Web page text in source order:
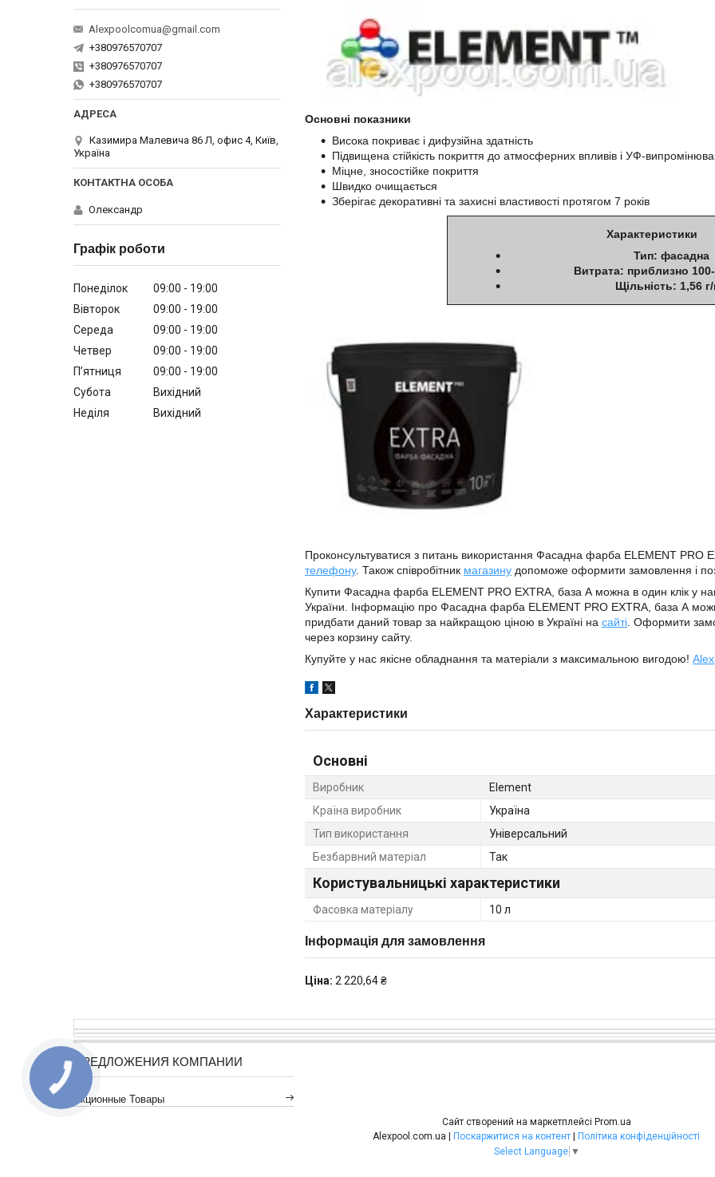
Основні показники
Висока покриває і дифузійна здатність
Підвищена стійкість покриття до атмосферних впливів і УФ-
Міцне, зносостійке покриття
Швидко очищається
Зберігає декоративні та захисні властивості протягом 7 років
Характеристики
Тип: фасадна
Витрата: приблизно
Щільність: 1,56
Проконсультуватися з питань використання Фасадна фарба ELEMENT
телефону. Також співробітник магазину допоможе оформити замовлення і
Купити Фасадна фарба ELEMENT PRO EXTRA, база А можна в один клік у
України. Інформацію про Фасадна фарба ELEMENT PRO EXTRA, база А
придбати даний товар за найкращою ціною в Україні на сайті . Оформити
через корзину сайту.
Купуйте у нас якісне обладнання та матеріали з максимальною вигодою!
Характеристики
Основні
Виробник
Element
Країна виробник
Україна
Тип використання
Універсальний
Безбарвний матеріал
Так
Користувальницькі характеристики
Фасовка матеріалу 10 л
Інформація для замовлення
Ціна: 2 220,64 ₴
Alexpoolcomua@gmail.com
+380976570707
+380976570707
+380976570707
Казимира Малевича 86 Л, офис 4, Київ,
Україна
Олександр
Графік роботи
Понеділок 09:00
19:00
Вівторок
09:00
19:00
Середа
09:00
19:00
Четвер
09:00
19:00
Пʼятниця
09:00
19:00
Субота
Вихідний
Неділя
Вихідний
ПРЕДЛОЖЕНИЯ КОМПАНИИ
Акционные Товары
Сайт створений на маркетплейсі Prom.ua
Alexpool.com.ua | Поскаржитися на контент | Політика конфіденційності
Select Language ▼